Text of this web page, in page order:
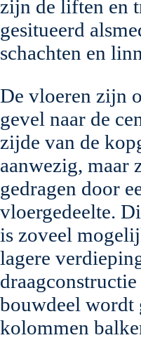
zijn de liften en
gesitueerd
schachten en
De vloeren zijn
gevel naar de
zijde van de
aanwezig, maar
gedragen door
vloergedeelte.
is zoveel
lagere
bouwdeel wordt
kolommen